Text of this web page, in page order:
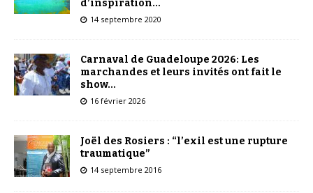
d’inspiration…
14 septembre 2020
Carnaval de Guadeloupe 2026: Les
marchandes et leurs invités ont fait le
show…
16 février 2026
Joël des Rosiers : “l’exil est une rupture
traumatique”
14 septembre 2016